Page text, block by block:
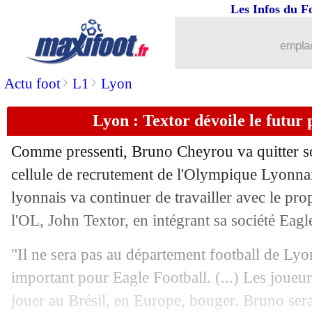
Actu foot> L1 > Lyon
Les Infos du
Lyon : Textor dévoile le futur
Comme pressenti, Bruno Cheyrou va quitter
cellule de recrutement de l'Olympique
lyonnais va continuer de travailler avec le
l'OL, John Textor, en intégrant sa société
"Il ne sera pas au département football de
important pour Eagle Football. (...) Les
jouer au Brésil, en Europe, bouger. Bruno
Milan : Ibrahimovic va partir
03/06 Real: terminus pour Mariano
Liverpool
03/06 PSG: Ramos vers l'Arabie Saoudite ?
03/06 Wolverhampton: Moutinho et D.
03/06 Tottenham : Lloris confirme un
03/06 Ang. (Cpe): Man City-Man Utd, les
03/06 PSG : ça pousse pour Marcus Thuram